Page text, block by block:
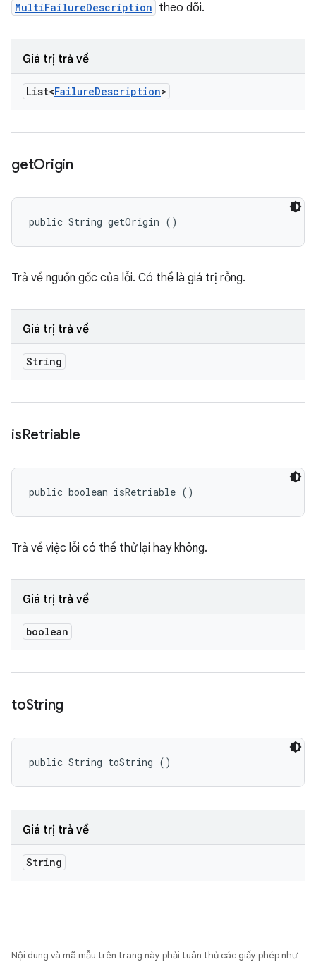
MultiFailureDescription theo dõi.
Giá trị trả về
List<FailureDescription>
getOrigin
public String getOrigin ()
Trả về nguồn gốc của lỗi. Có thể là giá trị rỗng.
Giá trị trả về
String
isRetriable
public boolean isRetriable ()
Trả về việc lỗi có thể thử lại hay không.
Giá trị trả về
boolean
toString
public String toString ()
Giá trị trả về
String
Nội dung và mã mẫu trên trang này phải tuân thủ các giấy phép như